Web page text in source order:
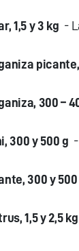
1,5 y 3 kg -
picante,
300 –
300 y 500 g
300 y 500
1,5 y 2,5 kg